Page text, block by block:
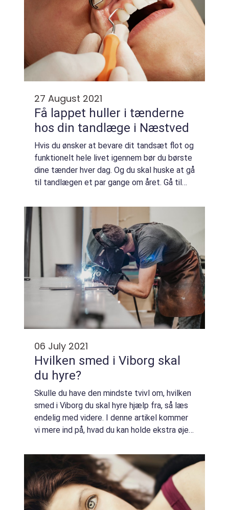
27 August 2021
Få lappet huller i tænderne
hos din tandlæge i Næstved
Hvis du ønsker at bevare dit tandsæt flot og
funktionelt hele livet igennem bør du børste
dine tænder hver dag. Og du skal huske at gå
til tandlægen et par gange om året. Gå til
06 July 2021
Hvilken smed i Viborg skal
du hyre?
Skulle du have den mindste tvivl om, hvilken
smed i Viborg du skal hyre hjælp fra, så læs
endelig med videre. I denne artikel kommer
vi mere ind på, hvad du kan holde ekstra øje
nemlig meget at sige, at du får ...